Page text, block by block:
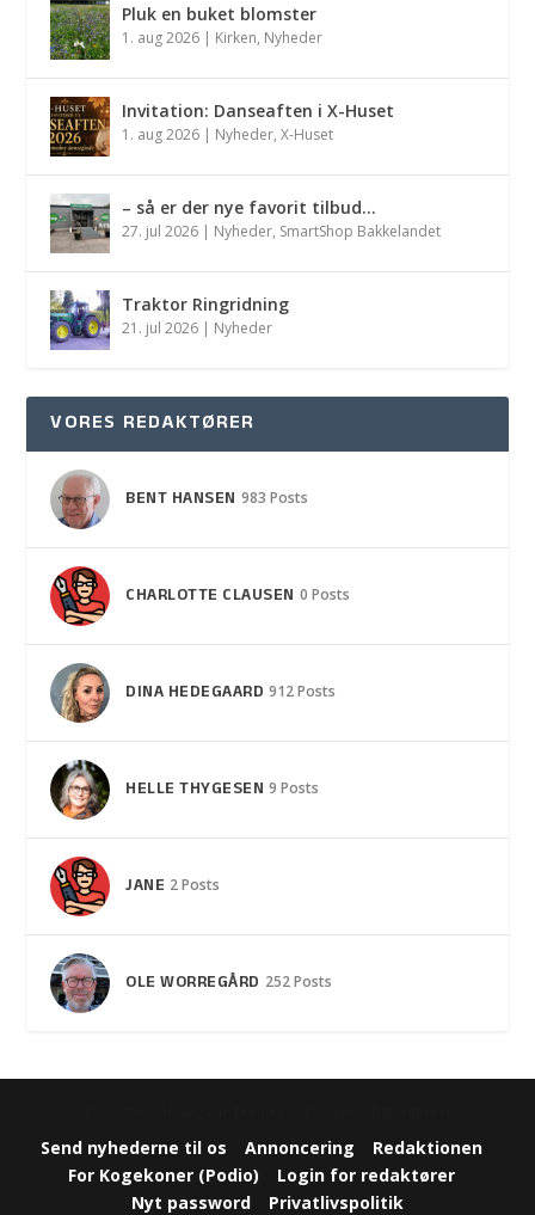
Pluk en buket blomster
1. aug 2026 | Kirken, Nyheder
Invitation: Danseaften i X-Huset
1. aug 2026 | Nyheder,X-Huset
– så er der nye favorit tilbud…
27. jul 2026 | Nyheder, SmartShop Bakkelandet
Traktor Ringridning
21. jul 2026 | Nyheder
VORES REDAKTØRER
BENT HANSEN 983 Posts
CHARLOTTE CLAUSEN 0 Posts
DINA HEDEGAARD 912 Posts
HELLE THYGESEN 9 Posts
JANE 2 Posts
OLE WORREGÅRD 252 Posts
Send nyhederne til os Annoncering
Redaktionen
For Kogekoner (Podio)
Login for redaktører
Nyt password
Privatlivspolitik